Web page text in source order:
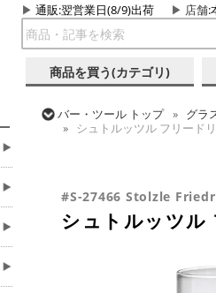
通販:翌営業日(8/9)出荷 店舗:
商品を買う(カテゴリ)
バー・ツール トップ グラ
シュトルッツル フリード
#S-27466 Stolzle
シュトルッツ